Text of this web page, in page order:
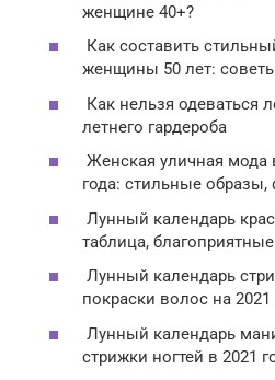
женщине 40+?
Как составить
женщины 50 лет:
Как нельзя одеваться
летнего гардероба
Женская уличная мода
года: стильные образы,
Лунный календарь
таблица,
Лунный календарь
покраски волос на 2021
Лунный календарь
стрижки ногтей в 2021